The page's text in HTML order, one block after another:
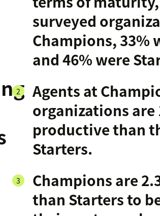
surveyed
Champions, 33%
and 46% were
Agents at
organizations are
productive than
Starters.
Champions are
than Starters to